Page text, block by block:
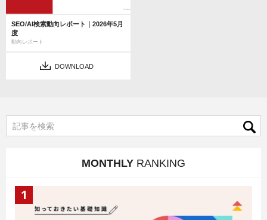
SEO/AI検索動向レポート｜2026年5月
度
動向レポート
DOWNLOAD
MONTHLY RANKING